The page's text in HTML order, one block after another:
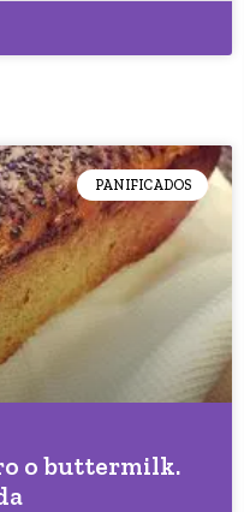
PANIFICADOS
o buttermilk.